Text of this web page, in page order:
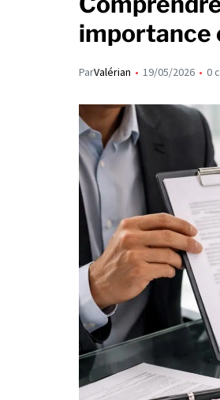
importance
ParValérian 19/05/2026 0